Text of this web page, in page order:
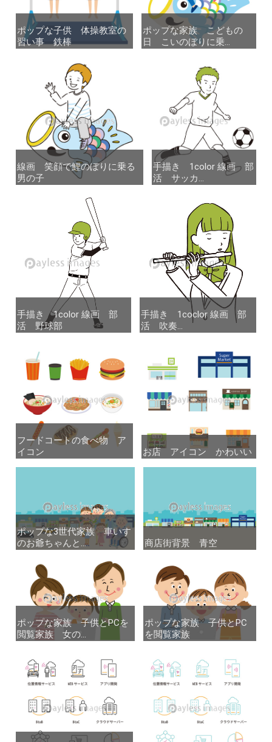
ポップな子供 体操教室の
習い事 鉄棒
ポップな子供 体操教室の
習い事 鉄棒
ポップな家族 こどもの
日 こいのぼりに乗...
ポップな家族 こどもの
日 こいのぼりに乗...
線画 笑顔で鯉のぼりに乗る
男の子
線画 笑顔で鯉のぼりに乗る
男の子
手描き 1color 線画 部
活 サッカ...
手描き 1color 線画 部
活 サッカ...
手描き 1color 線画 部
活 野球部
手描き 1color 線画 部
活 野球部
手描き 1coclor 線画 部
活 吹奏...
手描き 1coclor 線画 部
活 吹奏...
フードコートの食べ物 ア
イコン
フードコートの食べ物 ア
イコン
お店 アイコン かわいい
お店 アイコン かわいい
ポップな3世代家族 車いす
のお爺ちゃんと...
ポップな3世代家族 車いす
のお爺ちゃんと...
商店街背景 青空
商店街背景 青空
ポップな家族 子供とPCを
閲覧家族 女の...
ポップな家族 子供とPCを
閲覧家族 女の...
ポップな家族 子供とPC
を閲覧家族
ポップな家族 子供とPC
を閲覧家族